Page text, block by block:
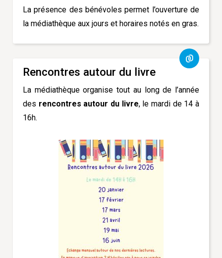
La présence des bénévoles permet l’ouverture de
la médiathèque aux jours et horaires notés en gras.
Rencontres autour du livre
La médiathèque organise tout au long de l’année
des rencontres autour du livre, le mardi de 14 à
16h.